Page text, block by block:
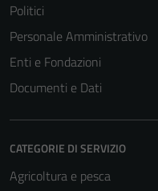
Politici
Personale Amministrativo
Enti e Fondazioni
Documenti e Dati
CATEGORIE DI SERVIZIO
Agricoltura e pesca